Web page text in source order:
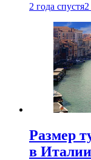
2 года спустя
Размер
в